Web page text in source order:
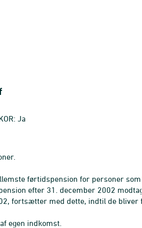
Ja
førtidspension for personer
efter 31. december 2002
fortsætter med dette, indtil de bliver
egen indkomst.